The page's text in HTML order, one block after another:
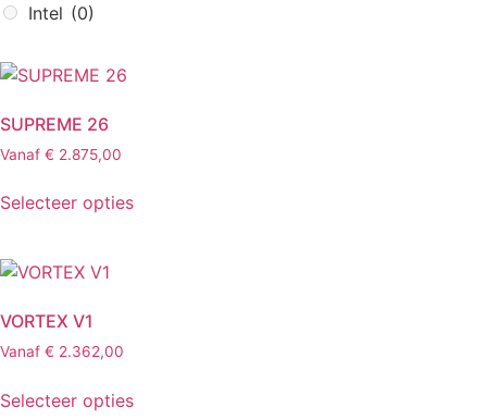
Intel (0)
SUPREME 26
Vanaf € 2.875,00
Selecteer opties
VORTEX V1
Vanaf € 2.362,00
Selecteer opties